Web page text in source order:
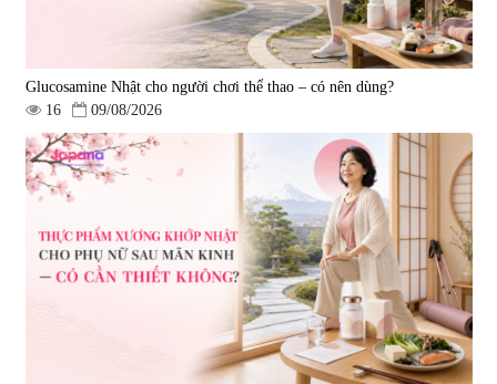
Glucosamine Nhật cho người chơi thể thao – có nên dùng?
16
09/08/2026